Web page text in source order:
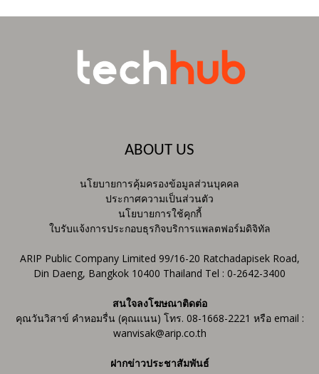
ABOUT US
นโยบายการคุ้มครองข้อมูลส่วนบุคคล
ประกาศความเป็นส่วนตัว
นโยบายการใช้คุกกี้
ใบรับแจ้งการประกอบธุรกิจบริการแพลตฟอร์มดิจิทัล
ARIP Public Company Limited 99/16-20 Ratchadapisek Road,
Din Daeng, Bangkok 10400 Thailand Tel : 0-2642-3400
สนใจลงโฆษณาติดต่อ
คุณวันวิสาข์ คำหอมรื่น (คุณแนน) โทร. 08-1668-2221 หรือ email :
wanvisak@arip.co.th
ฝากข่าวประชาสัมพันธ์